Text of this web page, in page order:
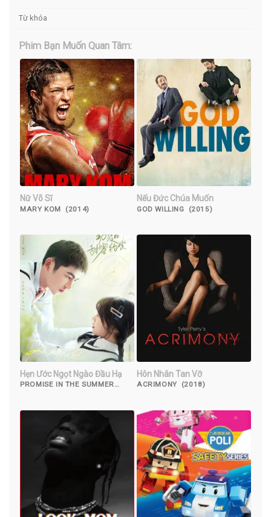
Từ khóa
Phim Bạn Muốn Quan Tâm:
Nữ Võ Sĩ
MARY KOM (2014)
Nếu Đức Chúa Muốn
GOD WILLING (2015)
Hẹn Ước Ngọt Ngào Đầu Hạ
PROMISE IN THE SUMMER
Hôn Nhân Tan Vỡ
ACRIMONY (2018)